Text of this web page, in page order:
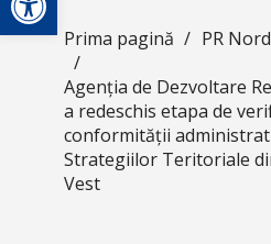
Prima pagină / PR
/
Agenția de Dezvoltare
a redeschis etapa de
conformității
Strategiilor Teritoriale
Vest